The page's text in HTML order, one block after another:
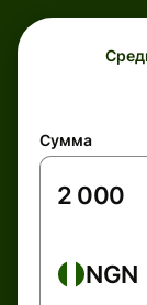
Сумма
NGN